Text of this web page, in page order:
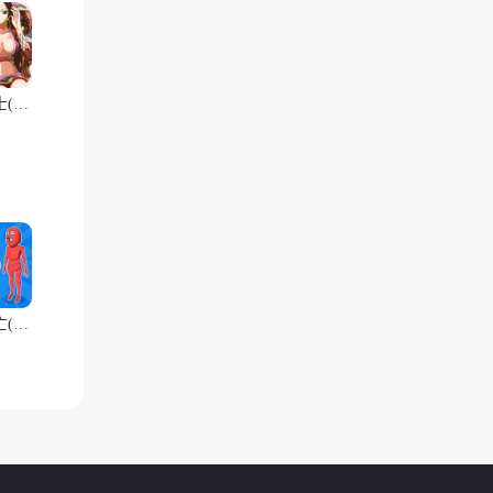
皇家骑士(0.1折）
谁先阵亡(给你俩窝窝)